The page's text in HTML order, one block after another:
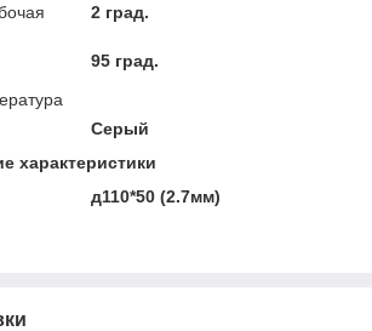
2 град.
95 град.
Серый
характеристики
д110*50 (2.7мм)